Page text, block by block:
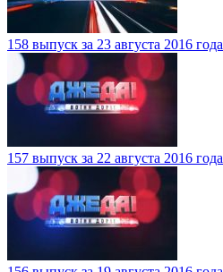
158 выпуск за 23 августа 2016 года
157 выпуск за 22 августа 2016 года